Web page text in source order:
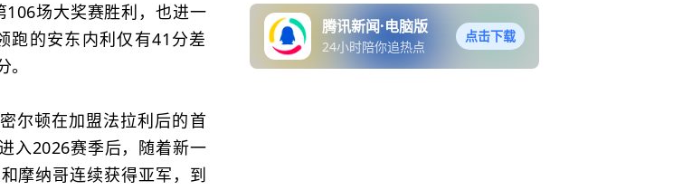
场大奖赛胜利，也进一
跑的安东内利仅有41分差
尔顿在加盟法拉利后的首
入2026赛季后，随着新一
摩纳哥连续获得亚军，到
腾讯新闻·电脑版
24小时陪你追热点
点击下载